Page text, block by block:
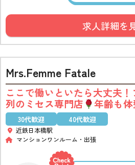
30,000円～
でばっちり稼
装費を費やし
力のひとつ♪働
す
求人詳細を
Mrs.Femme Fatale
ここで働いといたら大丈夫
列のミセス専門店
年齢も
30代歓迎 40代歓迎
近鉄日本橋駅
マンションワンルーム
出張